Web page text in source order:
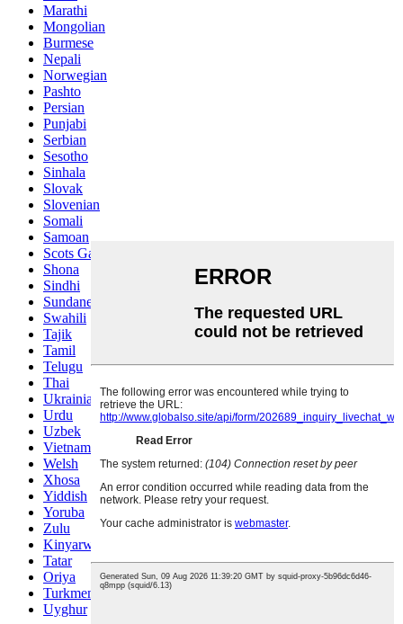
Marathi
Mongolian
Burmese
Nepali
Norwegian
Pashto
Persian
Punjabi
Serbian
Sesotho
Sinhala
Slovak
Slovenian
Somali
Samoan
Scots Gaelic
Shona
Sindhi
Sundanese
Swahili
Tajik
Tamil
Telugu
Thai
Ukrainian
Urdu
Uzbek
Vietnamese
Welsh
Xhosa
Yiddish
Yoruba
Zulu
Kinyarwanda
Tatar
Oriya
Turkmen
Uyghur